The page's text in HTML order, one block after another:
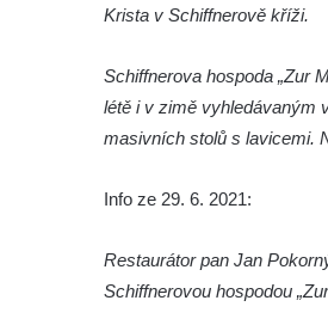
Podluží
Údajný kříž u domu čp.
Kříž jižně od Bukolu
Centrální kříž hřbitova v
Centrální kříž hřbitova v
Krista v Schiffnerově kříži.
Schiffnerova hospoda „Zur
létě i v zimě vyhledávaným
masivních stolů s lavicemi.
Info ze 29. 6. 2021:
Restaurátor pan Jan
Schiffnerovou hospodou